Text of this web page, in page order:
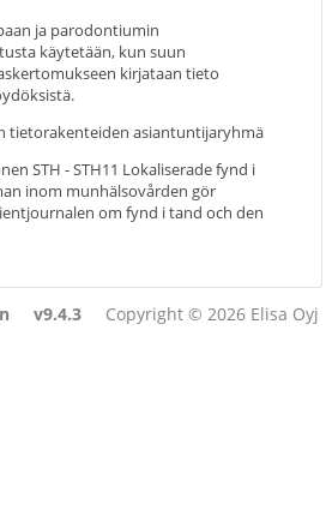
ja parodontiumin
käytetään, kun suun
kirjataan tieto
tietorakenteiden asiantuntijaryhmä
STH - STH11 Lokaliserade fynd i
inom munhälsovården gör
om fynd i tand och den
v9.4.3 Copyright © 2026 Elisa Oyj